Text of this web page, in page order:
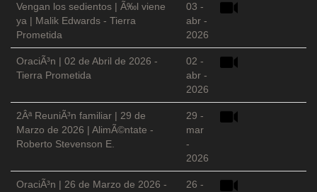
Vengan los sedientos | Ã‰l viene
ya | Malik Edwards - Tierra
Prometida
03 -
abr -
2026
OraciÃ³n | 02 de Abril de 2026 -
Tierra Prometida
02 -
abr -
2026
2Âª ReuniÃ³n familiar | 29 de
Marzo de 2026 | AlimÃ©ntate -
Roberto Stevenson E.
29 -
mar
-
2026
OraciÃ³n | 26 de Marzo de 2026 -
26 -